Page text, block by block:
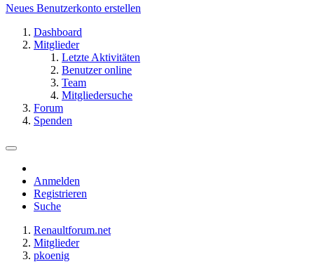
Neues Benutzerkonto erstellen
Dashboard
Mitglieder
Letzte Aktivitäten
Benutzer online
Team
Mitgliedersuche
Forum
Spenden
Anmelden
Registrieren
Suche
Renaultforum.net
Mitglieder
pkoenig